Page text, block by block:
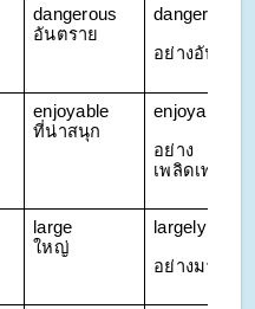
dangerous
อันตราย
dangerously
อย่างอันตรา
enjoyable
ที่น่าสนุก
enjoyably
อย่าง
เพลิดเพลิน
large
ใหญ่
largely
อย่างมาก